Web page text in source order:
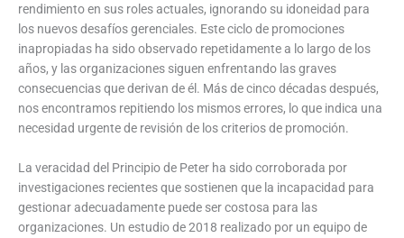
rendimiento en sus roles actuales, ignorando su idoneidad para
los nuevos desafíos gerenciales. Este ciclo de promociones
inapropiadas ha sido observado repetidamente a lo largo de los
años, y las organizaciones siguen enfrentando las graves
consecuencias que derivan de él. Más de cinco décadas después,
nos encontramos repitiendo los mismos errores, lo que indica una
necesidad urgente de revisión de los criterios de promoción.
La veracidad del Principio de Peter ha sido corroborada por
investigaciones recientes que sostienen que la incapacidad para
gestionar adecuadamente puede ser costosa para las
organizaciones. Un estudio de 2018 realizado por un equipo de